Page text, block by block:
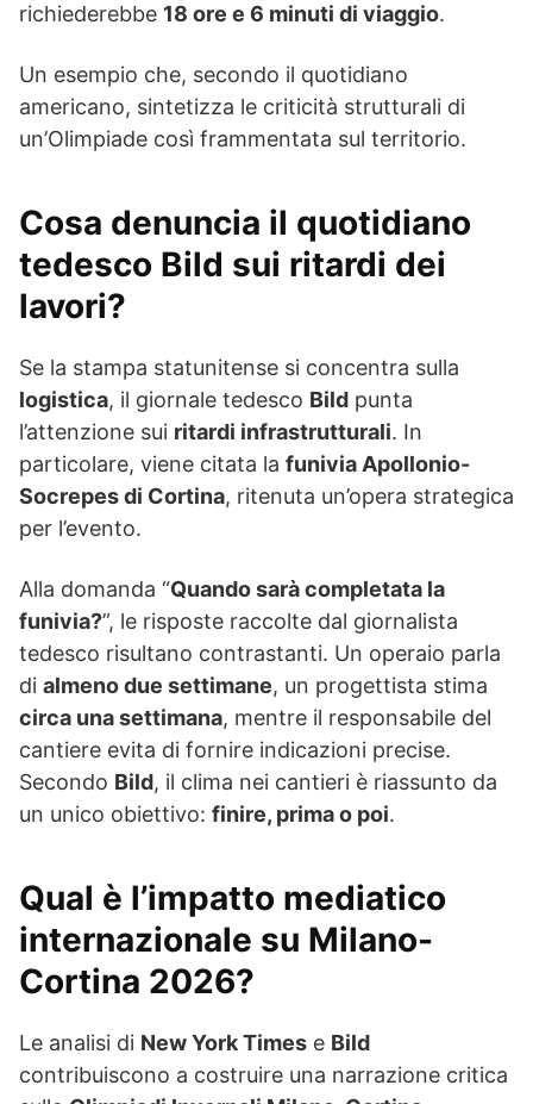
richiederebbe 18 ore e 6 minuti di viaggio.
Un esempio che, secondo il quotidiano
americano, sintetizza le criticità strutturali di
un’Olimpiade così frammentata sul territorio.
Cosa denuncia il quotidiano
tedesco Bild sui ritardi dei
lavori?
Se la stampa statunitense si concentra sulla
logistica, il giornale tedesco Bild punta
l’attenzione sui ritardi infrastrutturali. In
particolare, viene citata la funivia Apollonio-
Socrepes di Cortina, ritenuta un’opera strategica
per l’evento.
Alla domanda “Quando sarà completata la
funivia?”, le risposte raccolte dal giornalista
tedesco risultano contrastanti. Un operaio parla
di almeno due settimane, un progettista stima
circa una settimana, mentre il responsabile del
cantiere evita di fornire indicazioni precise.
Secondo Bild, il clima nei cantieri è riassunto da
un unico obiettivo: finire, prima o poi.
Qual è l’impatto mediatico
internazionale su Milano-
Cortina 2026?
Le analisi di New York Times e Bild
contribuiscono a costruire una narrazione critica